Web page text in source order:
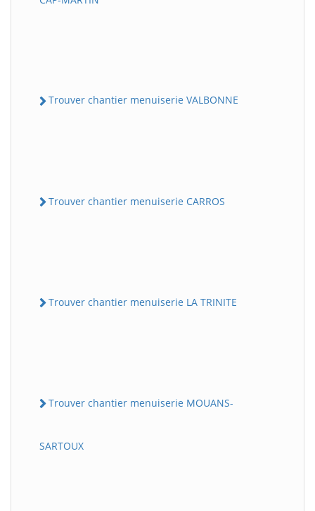
Trouver chantier menuiserie VALBONNE
Trouver chantier menuiserie CARROS
Trouver chantier menuiserie LA TRINITE
Trouver chantier menuiserie MOUANS-
SARTOUX